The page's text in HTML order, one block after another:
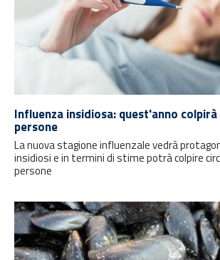
Influenza insidiosa: quest'anno
persone
La nuova stagione influenzale vedrà
insidiosi e in termini di stime potrà colpire
persone